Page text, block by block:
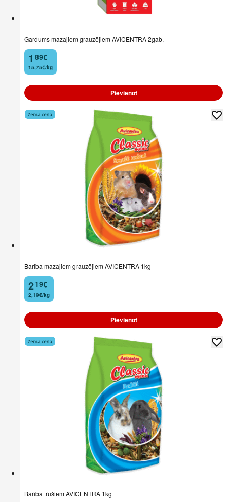
Gardums mazajiem grauzējiem AVICENTRA 2gab.
1
. 89€
15,75€/kg
Pievienot
Barība mazajiem grauzējiem AVICENTRA 1kg
2
. 19€
2,19€/kg
Pievienot
Barība trušiem AVICENTRA 1kg